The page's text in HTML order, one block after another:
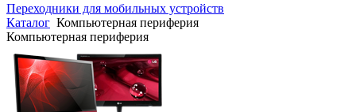
Переходники для мобильных устройств
Каталог Компьютерная периферия
Компьютерная периферия